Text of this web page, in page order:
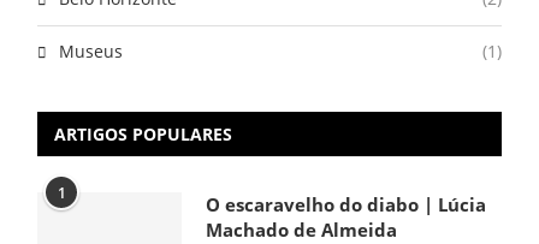
Museus (1)
ARTIGOS POPULARES
1
O escaravelho do diabo | Lúcia
Machado de Almeida